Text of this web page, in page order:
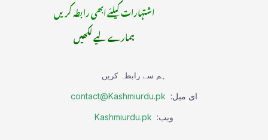
اشتہارات کیلئے ابھی رابطہ کریں
ہمارے لیے لکھیں
ہم سے رابطہ کریں
ای میل: contact@Kashmiurdu.pk
ویب: Kashmiurdu.pk